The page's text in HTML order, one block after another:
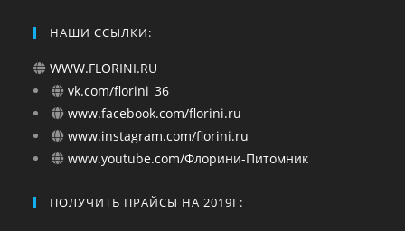
НАШИ ССЫЛКИ:
WWW.FLORINI.RU
vk.com/florini_36
www.facebook.com/florini.ru
www.instagram.com/florini.ru
www.youtube.com/Флорини-Питомник
ПОЛУЧИТЬ ПРАЙСЫ НА 2019Г: